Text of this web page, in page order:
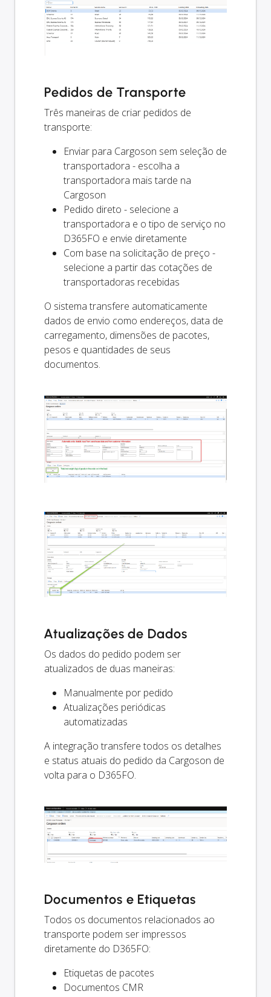
Pedidos de Transporte
Três maneiras de criar pedidos de
transporte:
Enviar para Cargoson sem seleção de
transportadora - escolha a
transportadora mais tarde na
Cargoson
Pedido direto - selecione a
transportadora e o tipo de serviço no
D365FO e envie diretamente
Com base na solicitação de preço -
selecione a partir das cotações de
transportadoras recebidas
O sistema transfere automaticamente
dados de envio como endereços, data de
carregamento, dimensões de pacotes,
pesos e quantidades de seus
documentos.
Atualizações de Dados
Os dados do pedido podem ser
atualizados de duas maneiras:
Manualmente por pedido
Atualizações periódicas
automatizadas
A integração transfere todos os detalhes
e status atuais do pedido da Cargoson de
volta para o D365FO.
Documentos e Etiquetas
Todos os documentos relacionados ao
transporte podem ser impressos
diretamente do D365FO:
Etiquetas de pacotes
Documentos CMR